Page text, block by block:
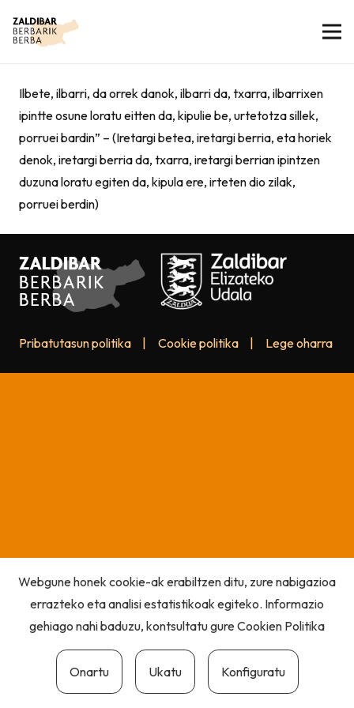
Ilbete, ilbarri, da orrek danok, ilbarri da, txarra, ilbarrixen
ipintte osune loratu eitten da, kipulie be, urtetotza sillek,
porruei bardin” – (Iretargi betea, iretargi berria, eta horiek
denok, iretargi berria da, txarra, iretargi berrian ipintzen
duzuna loratu egiten da, kipula ere, irteten dio zilak,
porruei berdin)
Pribatutasun politika Cookie politika Lege oharra
Webgune honek cookie-ak erabiltzen ditu, zure nabigazioa
errazteko eta analisi estatistikoak egiteko. Informazio
gehiago nahi baduzu, kontsultatu gureCookien Politika
Onartu Ukatu Konfiguratu